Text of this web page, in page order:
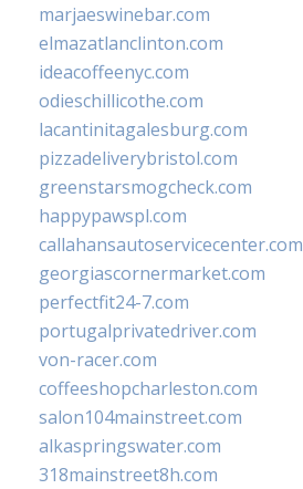
marjaeswinebar.com
elmazatlanclinton.com
ideacoffeenyc.com
odieschillicothe.com
lacantinitagalesburg.com
pizzadeliverybristol.com
greenstarsmogcheck.com
happypawspl.com
callahansautoservicecenter.com
georgiascornermarket.com
perfectfit24-7.com
portugalprivatedriver.com
von-racer.com
coffeeshopcharleston.com
salon104mainstreet.com
alkaspringswater.com
318mainstreet8h.com